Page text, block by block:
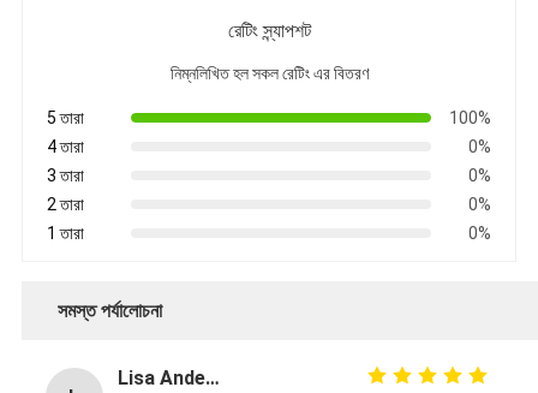
রেটিং স্ন্যাপশট
নিম্নলিখিত হল সকল রেটিং এর বিতরণ
5 তারা
100%
4 তারা
0%
3 তারা
0%
2 তারা
0%
1 তারা
0%
সমস্ত পর্যালোচনা
Lisa Anderson